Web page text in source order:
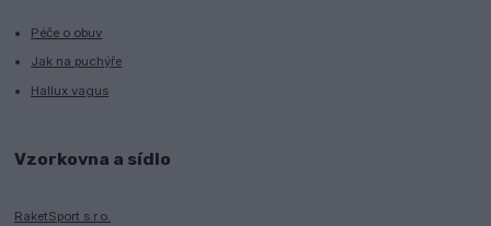
Péče o obuv
Jak na puchýře
Hallux vagus
Vzorkovna a sídlo
RaketSport s.r.o.